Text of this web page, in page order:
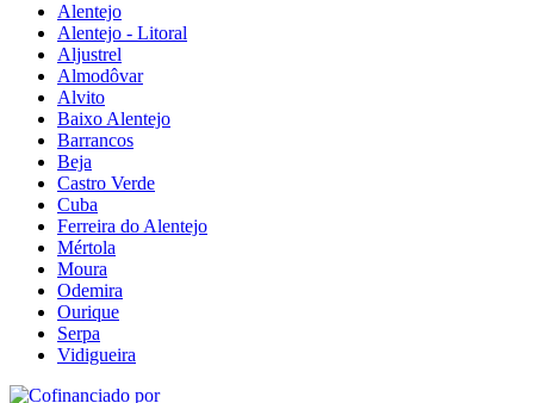
Alentejo
Alentejo - Litoral
Aljustrel
Almodôvar
Alvito
Baixo Alentejo
Barrancos
Beja
Castro Verde
Cuba
Ferreira do Alentejo
Mértola
Moura
Odemira
Ourique
Serpa
Vidigueira